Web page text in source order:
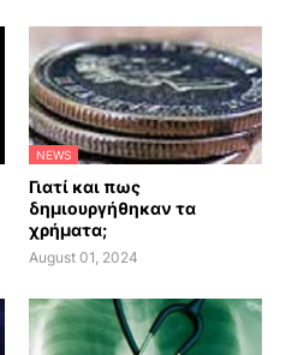
NEWS
Γιατί και πως
δημιουργήθηκαν τα
χρήματα;
August 01, 2024